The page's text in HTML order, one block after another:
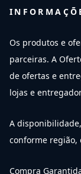
Os produtos e
parceiras. A
de ofertas e
lojas e
A
conforme região,
Compra